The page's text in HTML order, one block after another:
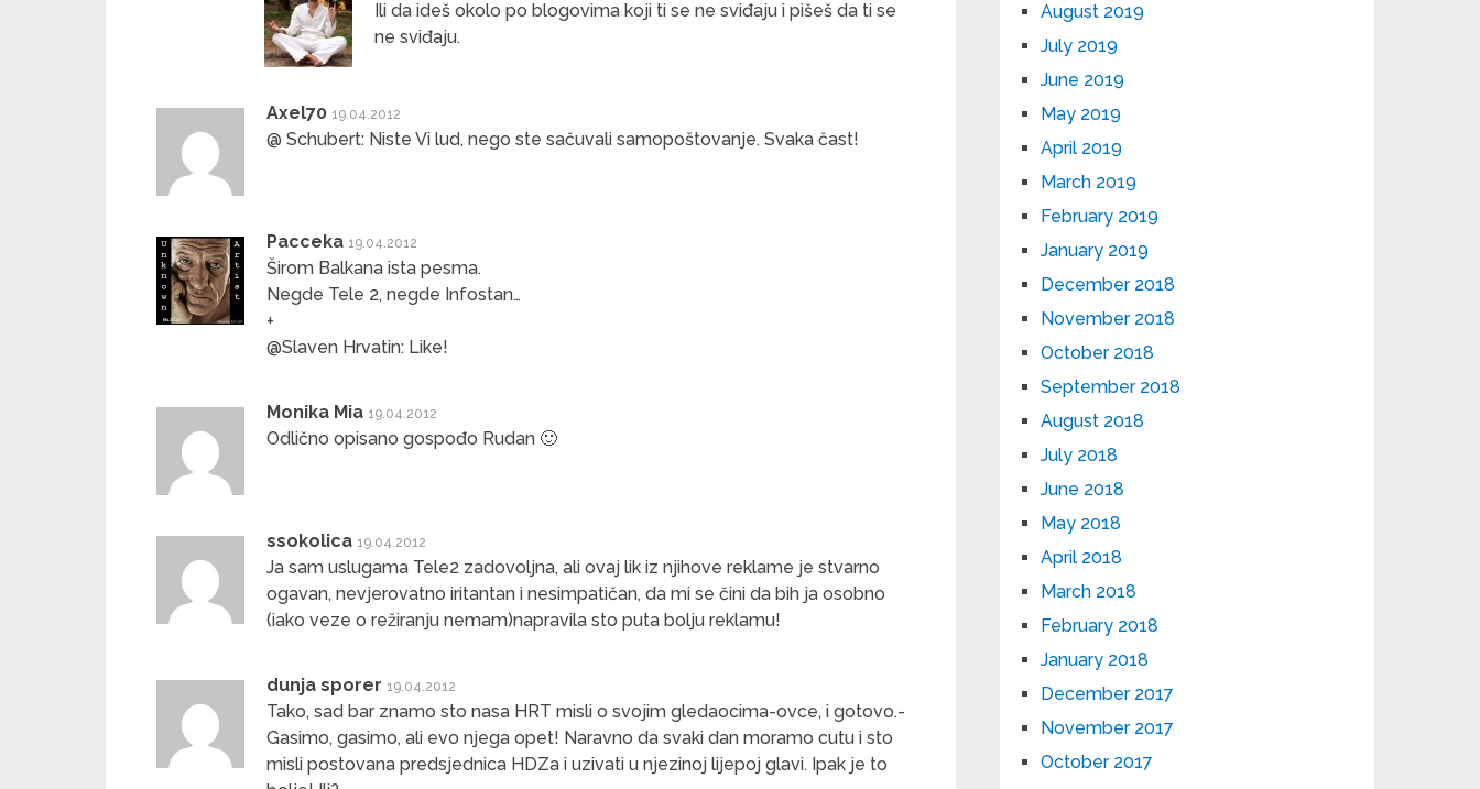
Ili da ideš okolo po blogovima koji ti se ne sviđaju i pišeš da ti se
ne sviđaju.
Axel70 19.04.2012
@ Schubert: Niste Vi lud, nego ste sačuvali samopoštovanje. Svaka čast!
Pacceka 19.04.2012
Širom Balkana ista pesma.
Negde Tele 2, negde Infostan…
+
@Slaven Hrvatin: Like!
Monika Mia 19.04.2012
Odlično opisano gospođo Rudan 🙂
ssokolica 19.04.2012
Ja sam uslugama Tele2 zadovoljna, ali ovaj lik iz njihove reklame je stvarno
ogavan, nevjerovatno iritantan i nesimpatičan, da mi se čini da bih ja osobno
(iako veze o režiranju nemam)napravila sto puta bolju reklamu!
dunja sporer 19.04.2012
Tako, sad bar znamo sto nasa HRT misli o svojim gledaocima-ovce, i gotovo.-
Gasimo, gasimo, ali evo njega opet! Naravno da svaki dan moramo cutu i sto
misli postovana predsjednica HDZa i uzivati u njezinoj lijepoj glavi. Ipak je to
August 2019
July 2019
June 2019
May 2019
April 2019
March 2019
February 2019
January 2019
December 2018
November 2018
October 2018
September 2018
August 2018
July 2018
June 2018
May 2018
April 2018
March 2018
February 2018
January 2018
December 2017
November 2017
October 2017